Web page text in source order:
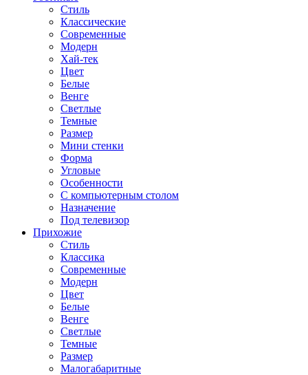
Стиль
Классические
Современные
Модерн
Хай-тек
Цвет
Белые
Венге
Светлые
Темные
Размер
Мини стенки
Форма
Угловые
Особенности
С компьютерным столом
Назначение
Под телевизор
Прихожие
Стиль
Классика
Современные
Модерн
Цвет
Белые
Венге
Светлые
Темные
Размер
Малогабаритные